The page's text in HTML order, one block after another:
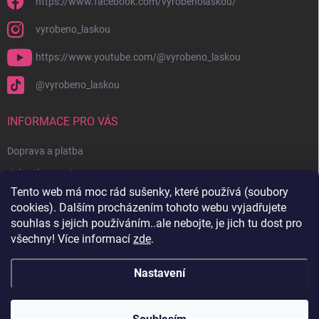
Tento web má moc rád sušenky, které používá (soubory
cookies). Dalším procházením tohoto webu vyjadřujete
souhlas s jejich používáním..ale nebojte, je jich tu dost pro
všechny! Více informací zde.
Nastavení
vyrobeno_laskou
https://www.youtube.com/@vyrobeno_laskou
@vyrobeno_laskou
INFORMACE PRO VÁS
Doprava a platba
Jak nakupovat
Obchodní podmínky + reklamační řád
Ochrana osobních údajů
Kontakty
Vyrobenolaskou.cz . Všechna práva vyhrazena.